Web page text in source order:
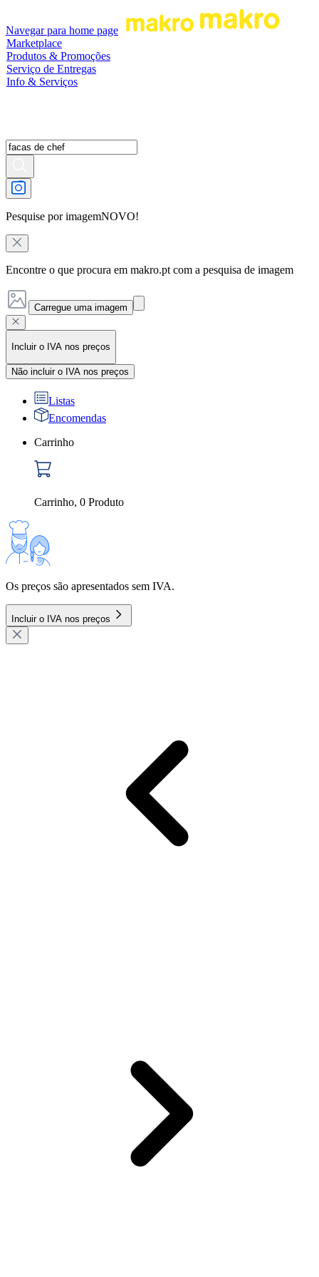
Navegar para home page
Marketplace
Produtos & Promoções
Serviço de Entregas
Info & Serviços
Pesquise por imagemNOVO!
Encontre o que procura em makro.pt com a pesquisa de imagem
Carregue uma imagem
Incluir o IVA nos preços
Não incluir o IVA nos preços
Listas
Encomendas
Carrinho
Carrinho, 0 Produto
Os preços são apresentados sem IVA.
Incluir o IVA nos preços